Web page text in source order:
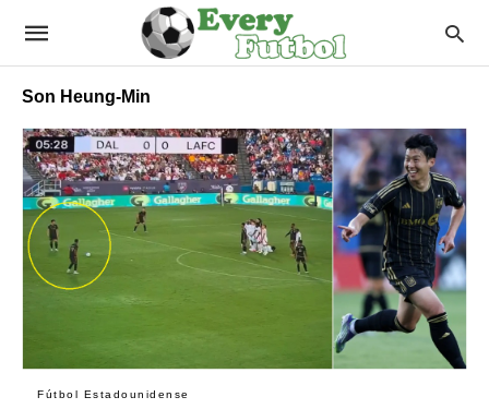
Son Heung-Min
Fútbol Estadounidense